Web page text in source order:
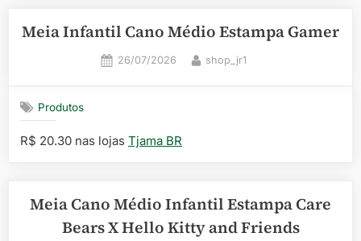
Meia Infantil Cano Médio Estampa Gamer
Posted
26/07/2026 By
shop_jr1
Produtos
R$ 20.30 nas lojas Tjama BR
Meia Cano Médio Infantil Estampa Care
Bears X Hello Kitty and Friends